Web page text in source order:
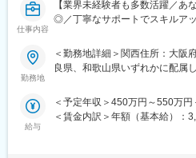
■具体的な業務
すでに取引のある病院の医師や
ン活動を行っていただきます。
め、価格交渉・納品・注文書の
り、過度なプレッシャーなく顧
す。
仕事内容
【業界未経験者も多数活躍／あ
◎／丁寧なサポートでスキルア
■業務内容
医療機器の営業担当者として、
医療従事者の方々と面談を行い
・身につくスキル
専門家へ提案・交渉する力を磨
勤務地
＜勤務地詳細＞関西住所：大阪
良県、和歌山県いずれかに配属します。 受動喫煙対
給与
＜予定年収＞450万円～550万
＜賃金内訳＞年額（基本給）：